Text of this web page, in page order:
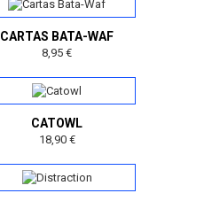
CARTAS BATA-WAF
8,95 €
CATOWL
18,90 €